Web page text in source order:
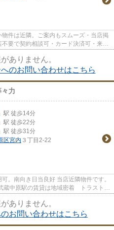
件は近隣。ご案内もスムーズ・当店掲
要で契約相談可・カード決済可・来店
ありません。
のお問い合わせはこちら
力
」駅 徒歩14分
」駅 徒歩22分
」駅 徒歩31分
区宮内 ３丁目2-22
。南向き日当良好 当店近隣物件です。
蔵中原駅の賃貸は地域密着 トラスト武
ありません。
お問い合わせはこちら